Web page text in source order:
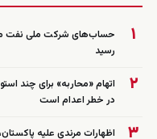
۱
حساب‌های شرکت ملی نفت
رسید
۲
در خطر اعدام است
۳
اظهارات مرندی علیه